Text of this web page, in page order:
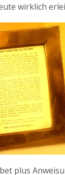
wirklich
plus